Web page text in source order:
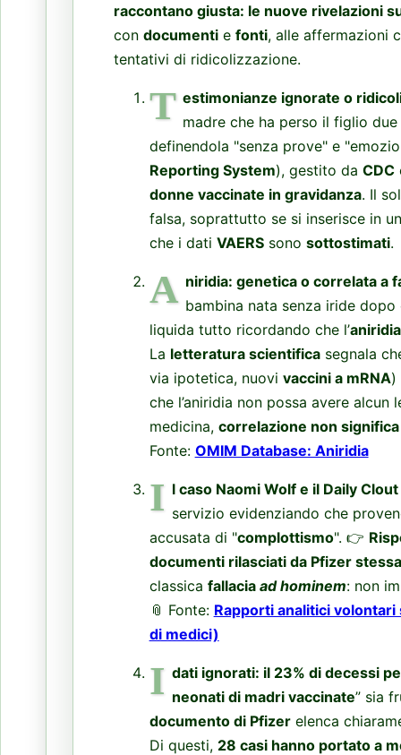
raccontano giusta: le nuove rivelazioni
con documentie fonti, alle affermazioni
tentativi di ridicolizzazione.
T estimonianze ignorate o
madre che ha perso il figlio
definendola "senza prove" e
Reporting System), gestito da CDC
donne vaccinate in gravidanza. Il
falsa, soprattutto se si inserisce in
che i dati VAERSsono sottostimati.
A niridia: genetica o correlata a
bambina nata senza iride
liquida tutto ricordando che l’aniridia
La letteratura scientificasegnala
via ipotetica, nuovi vaccini a mRNA)
che l’aniridia non possa avere
medicina, correlazione non
Fonte: OMIM Database: Aniridia
I l caso Naomi Wolf e il Daily Clout
servizio evidenziando che
accusata di "complottismo". 👉
documenti rilasciati da Pfizer stessa
classica fallacia ad hominem: non
📎 Fonte: Rapporti analitici
di medici)
I dati ignorati: il 23% di decessi
neonati di madri vaccinate” sia
documento di Pfizerelenca
Di questi, 28 casi hanno portato a